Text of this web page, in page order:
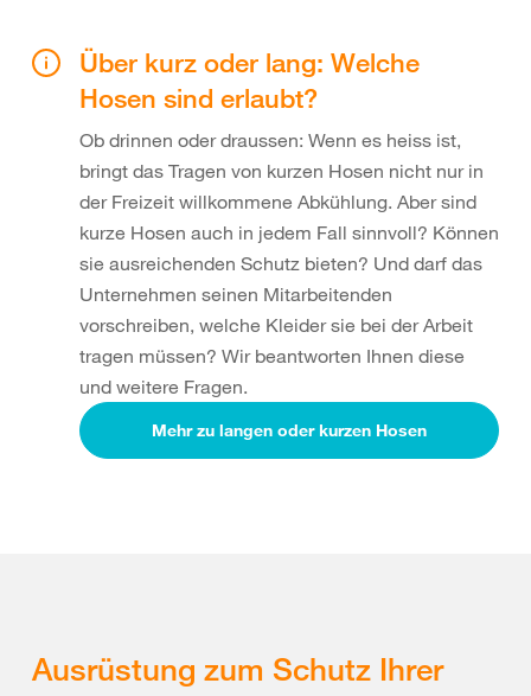
Über kurz oder lang: Welche
Hosen sind erlaubt?
Ob drinnen oder draussen: Wenn es heiss ist,
bringt das Tragen von kurzen Hosen nicht nur in
der Freizeit willkommene Abkühlung. Aber sind
kurze Hosen auch in jedem Fall sinnvoll? Können
sie ausreichenden Schutz bieten? Und darf das
Unternehmen seinen Mitarbeitenden
vorschreiben, welche Kleider sie bei der Arbeit
tragen müssen? Wir beantworten Ihnen diese
und weitere Fragen.
Mehr zu langen oder kurzen Hosen
Ausrüstung zum Schutz Ihrer